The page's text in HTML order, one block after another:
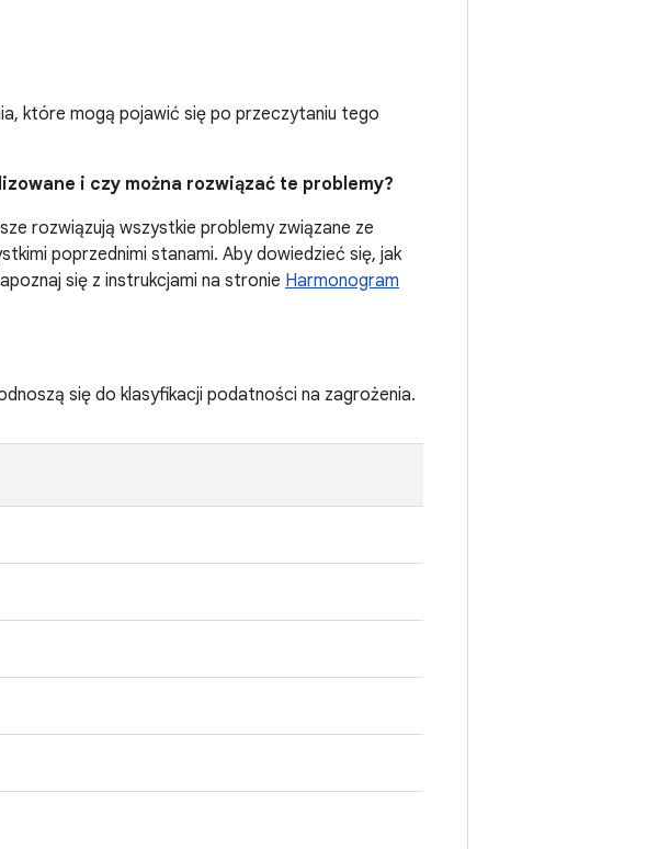
które mogą pojawić się po przeczytaniu tego
i czy można rozwiązać te problemy?
rozwiązują wszystkie problemy związane ze
poprzednimi stanami. Aby dowiedzieć się, jak
się z instrukcjami na stronie Harmonogram
się do klasyfikacji podatności na zagrożenia.